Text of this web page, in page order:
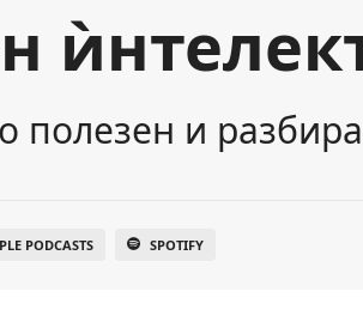
полезен и
PODCASTS SPOTIFY